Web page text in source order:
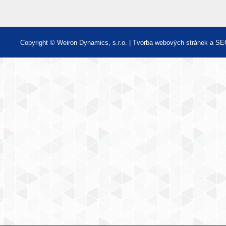
Copyright © Weiron Dynamics, s.r.o. | Tvorba webových stránek a